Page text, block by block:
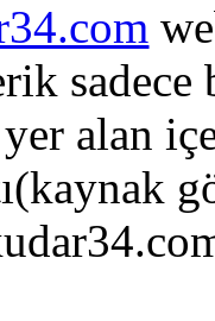
sadece
yer alan